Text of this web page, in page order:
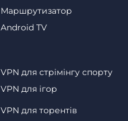
Маршрутизатор
Android TV
VPN для стрімінгу спорту
VPN для ігор
VPN для торентів